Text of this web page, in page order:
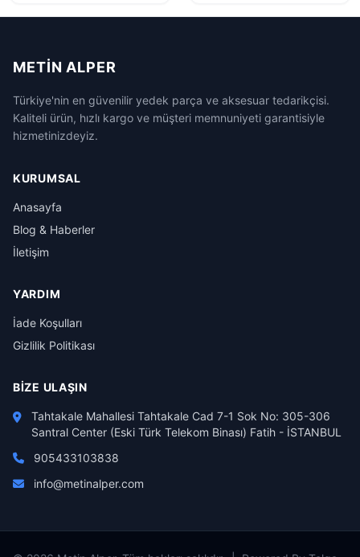
METIN ALPER
Türkiye'nin en güvenilir yedek parça ve aksesuar tedarikçisi.
Kaliteli ürün, hızlı kargo ve müşteri memnuniyeti garantisiyle
hizmetinizdeyiz.
KURUMSAL
Anasayfa
Blog & Haberler
İletişim
YARDIM
İade Koşulları
Gizlilik Politikası
BIZE ULAŞIN
Tahtakale Mahallesi Tahtakale Cad 7-1 Sok No: 305-306
Santral Center (Eski Türk Telekom Binası) Fatih - İSTANBUL
905433103838
info@metinalper.com